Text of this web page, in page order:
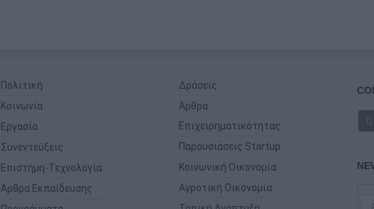
Πολιτική
Κοινωνία
Εργασία
Συνεντεύξεις
Επιστήμη-Τεχνολογία
Άρθρα Εκπαίδευσης
Δράσεις
Άρθρα
Επιχειρηματικότητας
Παρουσιάσεις Startup
Κοινωνική Οικονομία
Αγροτική Οικονομία